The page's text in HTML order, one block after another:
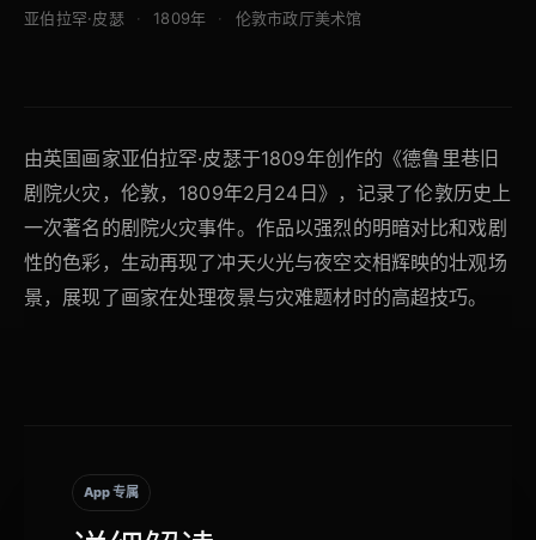
亚伯拉罕·皮瑟 1809年 伦敦市政厅美术馆
由英国画家亚伯拉罕·皮瑟于1809年创作的《德鲁里巷旧
剧院火灾，伦敦，1809年2月24日》，记录了伦敦历史上
一次著名的剧院火灾事件。作品以强烈的明暗对比和戏剧
性的色彩，生动再现了冲天火光与夜空交相辉映的壮观场
景，展现了画家在处理夜景与灾难题材时的高超技巧。
App 专属